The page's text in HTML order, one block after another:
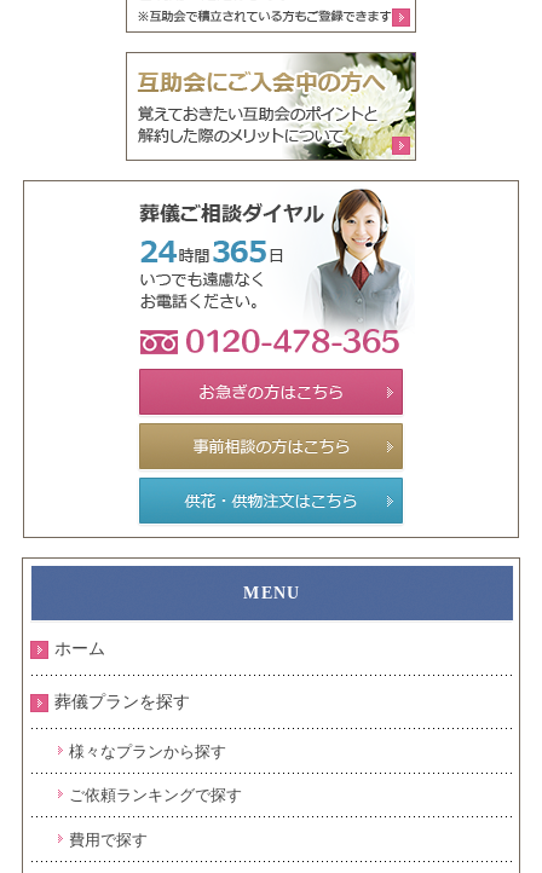
ホーム
葬儀プランを探す
様々なプランから探す
ご依頼ランキングで探す
費用で探す